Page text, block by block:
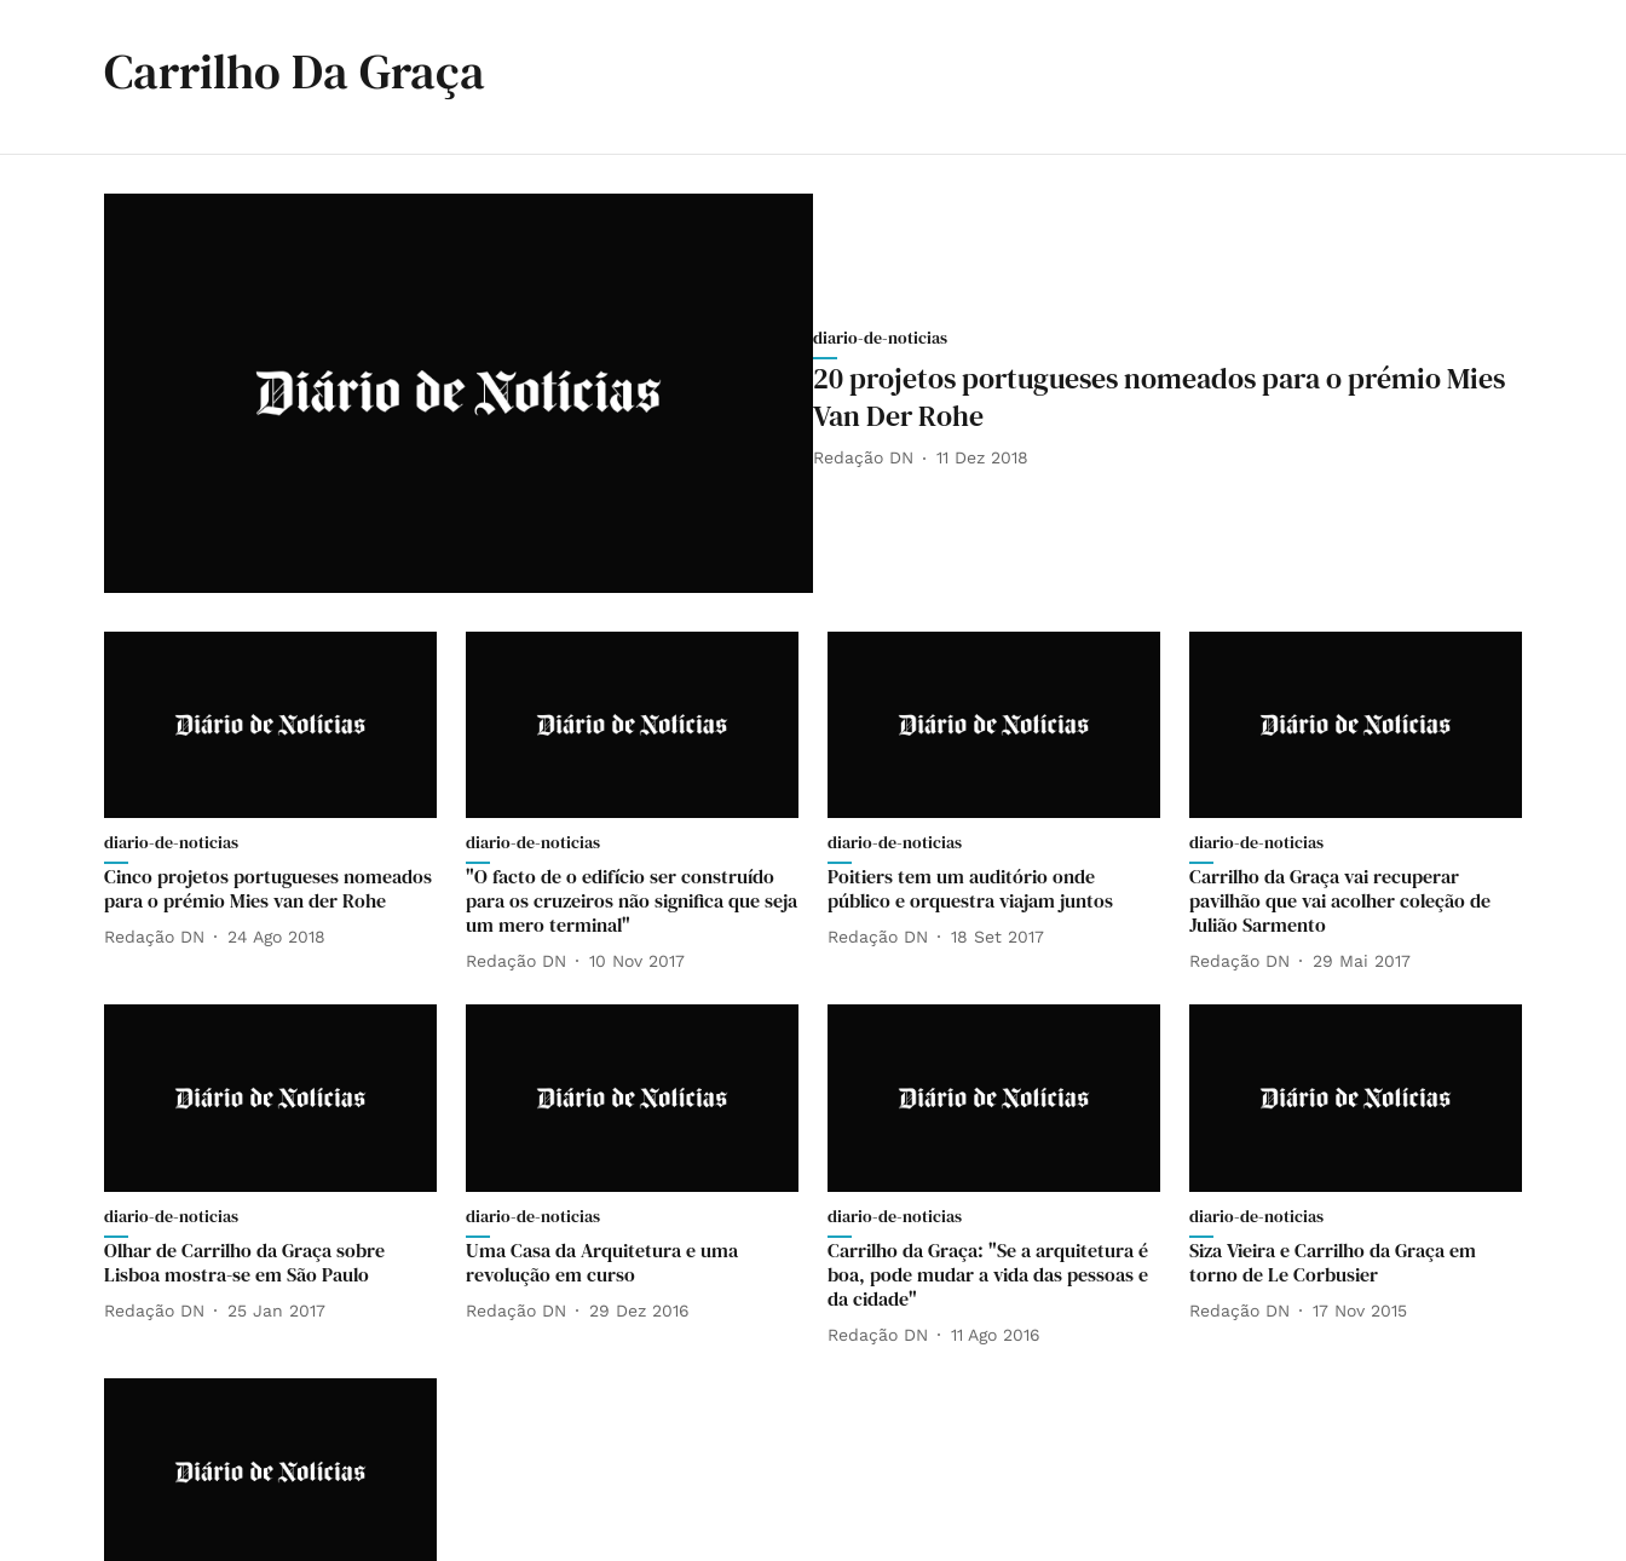
Carrilho Da Graça
diario-de-noticias
20 projetos portugueses nomeados para o prémio Mies
Van Der Rohe
Redação DN 11 Dez 2018
diario-de-noticias
Cinco projetos portugueses nomeados
para o prémio Mies van der Rohe
Redação DN 24 Ago 2018
diario-de-noticias
"O facto de o edifício ser construído
para os cruzeiros não significa que seja
um mero terminal"
Redação DN 10 Nov 2017
diario-de-noticias
Poitiers tem um auditório onde
público e orquestra viajam juntos
Redação DN 18 Set 2017
diario-de-noticias
Carrilho da Graça vai recuperar
pavilhão que vai acolher coleção de
Julião Sarmento
Redação DN 29 Mai 2017
diario-de-noticias
Olhar de Carrilho da Graça sobre
Lisboa mostra-se em São Paulo
Redação DN 25 Jan 2017
diario-de-noticias
Uma Casa da Arquitetura e uma
revolução em curso
Redação DN 29 Dez 2016
diario-de-noticias
Carrilho da Graça: "Se a arquitetura é
boa, pode mudar a vida das pessoas e
da cidade"
Redação DN 11 Ago 2016
diario-de-noticias
Siza Vieira e Carrilho da Graça em
torno de Le Corbusier
Redação DN 17 Nov 2015